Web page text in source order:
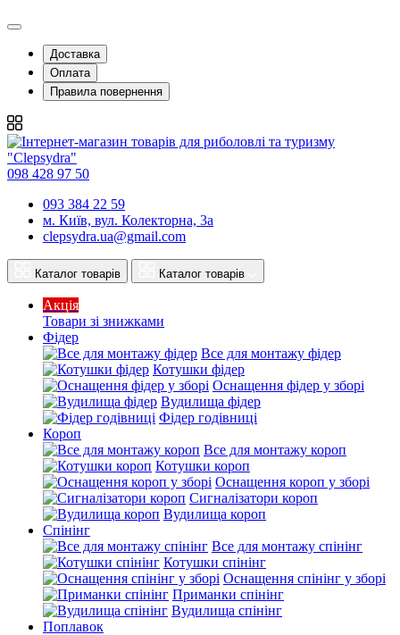
Доставка
Оплата
Правила повернення
098 428 97 50
093 384 22 59
м. Київ, вул. Колекторна, 3а
clepsydra.ua@gmail.com
Каталог товарів Каталог товарів
Акція
Товари зі знижками
Фідер
Все для монтажу фідер
Котушки фідер
Оснащення фідер у зборі
Вудилища фідер
Фідер годівниці
Короп
Все для монтажу короп
Котушки короп
Оснащення короп у зборі
Сигналізатори короп
Вудилища короп
Спінінг
Все для монтажу спінінг
Котушки спінінг
Оснащення спінінг у зборі
Приманки спінінг
Вудилища спінінг
Поплавок